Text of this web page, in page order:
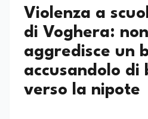
Violenza a
di Voghera:
aggredisce un
accusandolo di
verso la nipote